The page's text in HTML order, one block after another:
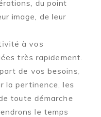
du point
image, de leur
à vos
très rapidement.
de vos besoins,
la pertinence, les
toute démarche
le temps